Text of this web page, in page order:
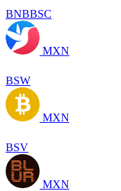
BNBBSC
MXN
BSW
MXN
BSV
MXN